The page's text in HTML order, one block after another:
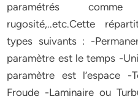
paramétrés comme
rugosité,..etc.Cette
types suivants : -
paramètre est le temps -
paramètre est l’espace -
Froude -Laminaire ou